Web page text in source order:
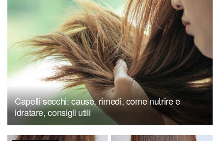
Capelli secchi: cause, rimedi, come nutrire e
idratare, consigli utili